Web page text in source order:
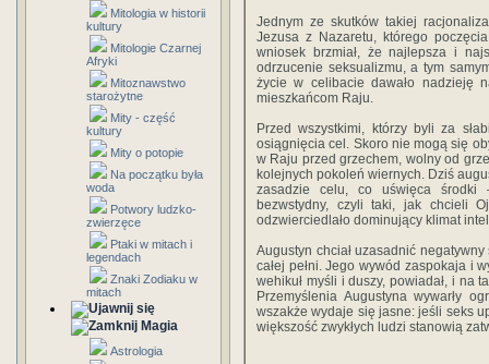
Mitologia w historii
kultury
Mitologie Czarnej
Afryki
Mitoznawstwo
starożytne
Mity - część
kultury
Mity o potopie
Na początku była
woda
Potwory ludzko-
zwierzęce
Ptaki w mitach i
legendach
Znaki Zodiaku w
mitach
Magia
Astrologia
Jednym ze skutków takiej
Jezusa z Nazaretu, którego
wniosek brzmiał, że najlepsza i
odrzucenie seksualizmu, a tym
życie w celibacie dawało nadzieję
mieszkańcom Raju.
Przed wszystkimi, którzy byli za
osiągnięcia cel. Skoro nie mogą się
w Raju przed grzechem, wolny od
kolejnych pokoleń wiernych. Dziś
zasadzie celu, co uświęca
bezwstydny, czyli taki, jak chcieli
odzwierciedlało dominujący klimat
Augustyn chciał uzasadnić
całej pełni. Jego wywód zaspokaja i
wehikuł myśli i duszy, powiadał, i na
Przemyślenia Augustyna wywarły
wszakże wydaje się jasne: jeśli seks
większość zwykłych ludzi stanowią